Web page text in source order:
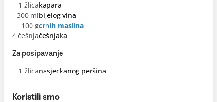
1 žlicakapara
300 mlbijelog vina
100 gcrnih maslina
4 češnjačešnjaka
Za posipavanje
1 žlicanasjeckanog peršina
Koristili smo